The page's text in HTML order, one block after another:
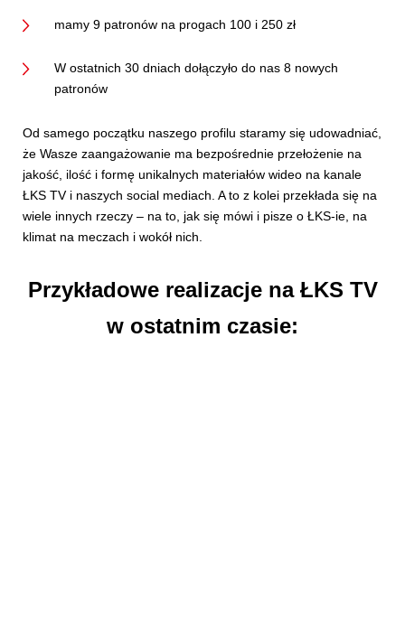
mamy 9 patronów na progach 100 i 250 zł
W ostatnich 30 dniach dołączyło do nas 8 nowych
patronów
Od samego początku naszego profilu staramy się udowadniać,
że Wasze zaangażowanie ma bezpośrednie przełożenie na
jakość, ilość i formę unikalnych materiałów wideo na kanale
ŁKS TV i naszych social mediach. A to z kolei przekłada się na
wiele innych rzeczy – na to, jak się mówi i pisze o ŁKS-ie, na
klimat na meczach i wokół nich.
Przykładowe realizacje na ŁKS TV
w ostatnim czasie: